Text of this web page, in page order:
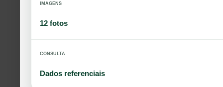
IMAGENS
12 fotos
CONSULTA
Dados referenciais